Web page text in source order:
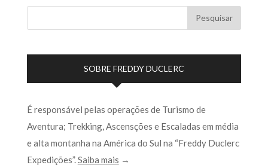
SOBRE FREDDY DUCLERC
É responsável pelas operações de Turismo de
Aventura; Trekking, Ascensções e Escaladas em média
e alta montanha na América do Sul na “Freddy Duclerc
Expedições”.Saiba mais →